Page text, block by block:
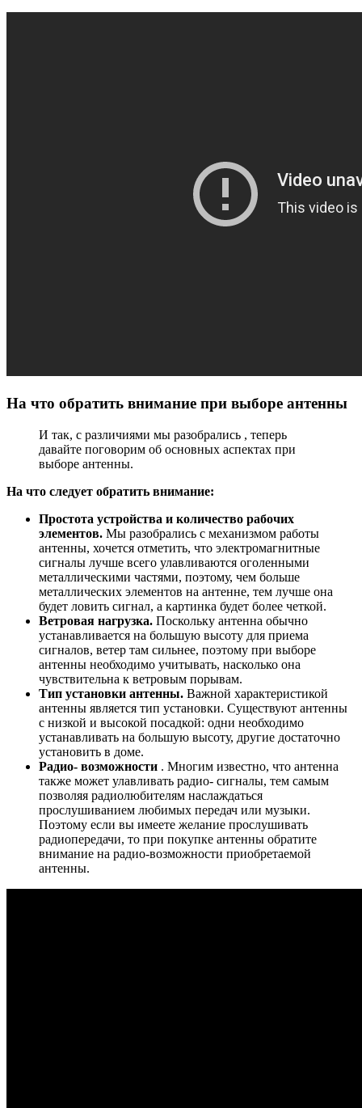
На что обратить внимание при выборе антенны
И так, с различиями мы разобрались , теперь
давайте поговорим об основных аспектах при
выборе антенны.
На что следует обратить внимание:
Простота устройства и количество рабочих
элементов. Мы разобрались с механизмом работы
антенны, хочется отметить, что электромагнитные
сигналы лучше всего улавливаются оголенными
металлическими частями, поэтому, чем больше
металлических элементов на антенне, тем лучше она
будет ловить сигнал, а картинка будет более четкой.
Ветровая нагрузка. Поскольку антенна обычно
устанавливается на большую высоту для приема
сигналов, ветер там сильнее, поэтому при выборе
антенны необходимо учитывать, насколько она
чувствительна к ветровым порывам.
Тип установки антенны. Важной характеристикой
антенны является тип установки. Существуют антенны
с низкой и высокой посадкой: одни необходимо
устанавливать на большую высоту, другие достаточно
установить в доме.
Радио- возможности . Многим известно, что антенна
также может улавливать радио- сигналы, тем самым
позволяя радиолюбителям наслаждаться
прослушиванием любимых передач или музыки.
Поэтому если вы имеете желание прослушивать
радиопередачи, то при покупке антенны обратите
внимание на радио-возможности приобретаемой
антенны.